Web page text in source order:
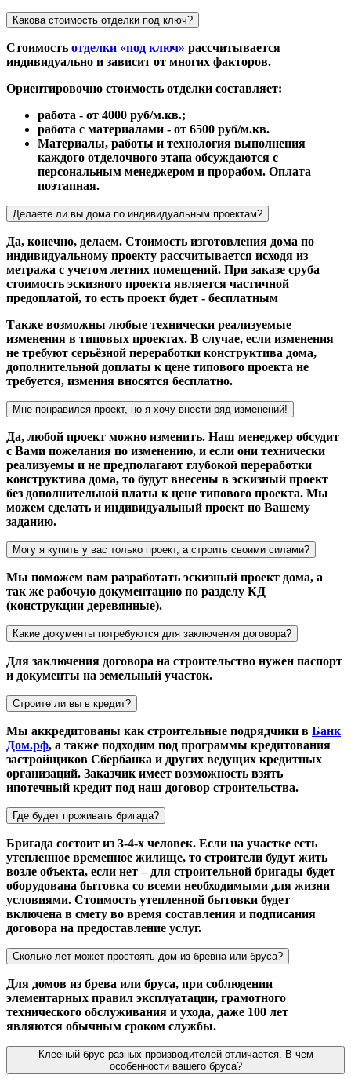
Какова стоимость отделки под ключ?
Стоимость отделки «под ключ» рассчитывается
индивидуально и зависит от многих факторов.
Ориентировочно стоимость отделки составляет:
работа - от 4000 руб/м.кв.;
работа с материалами - от 6500 руб/м.кв.
Материалы, работы и технология выполнения
каждого отделочного этапа обсуждаются с
персональным менеджером и прорабом. Оплата
поэтапная.
Делаете ли вы дома по индивидуальным проектам?
Да, конечно, делаем. Стоимость изготовления дома по
индивидуальному проекту рассчитывается исходя из
метража с учетом летних помещений. При заказе сруба
стоимость эскизного проекта является частичной
предоплатой, то есть проект будет - бесплатным
Также возможны любые технически реализуемые
изменения в типовых проектах. В случае, если изменения
не требуют серьёзной переработки конструктива дома,
дополнительной доплаты к цене типового проекта не
требуется, измения вносятся бесплатно.
Мне понравился проект, но я хочу внести ряд изменений!
Да, любой проект можно изменить. Наш менеджер обсудит
с Вами пожелания по изменению, и если они технически
реализуемы и не предполагают глубокой переработки
конструктива дома, то будут внесены в эскизный проект
без дополнительной платы к цене типового проекта. Мы
можем сделать и индивидуальный проект по Вашему
заданию.
Могу я купить у вас только проект, а строить своими силами?
Мы поможем вам разработать эскизный проект дома, а
так же рабочую документацию по разделу КД
(конструкции деревянные).
Какие документы потребуются для заключения договора?
Для заключения договора на строительство нужен паспорт
и документы на земельный участок.
Строите ли вы в кредит?
Мы аккредитованы как строительные подрядчики в Банк
Дом.рф, а также подходим под программы кредитования
застройщиков Сбербанка и других ведущих кредитных
организаций. Заказчик имеет возможность взять
ипотечный кредит под наш договор строительства.
Где будет проживать бригада?
Бригада состоит из 3-4-х человек. Если на участке есть
утепленное временное жилище, то строители будут жить
возле объекта, если нет – для строительной бригады будет
оборудована бытовка со всеми необходимыми для жизни
условиями. Стоимость утепленной бытовки будет
включена в смету во время составления и подписания
договора на предоставление услуг.
Сколько лет может простоять дом из бревна или бруса?
Для домов из брева или бруса, при соблюдении
элементарных правил эксплуатации, грамотного
технического обслуживания и ухода, даже 100 лет
являются обычным сроком службы.
Клееный брус разных производителей отличается. В чем
особенности вашего бруса?